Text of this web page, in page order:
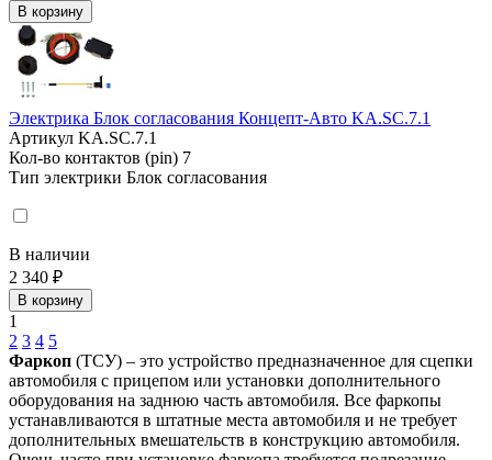
В корзину
Электрика Блок согласования Концепт-Авто KA.SC.7.1
Артикул KA.SC.7.1
Кол-во контактов (pin) 7
Тип электрики Блок согласования
В наличии
2 340 ₽
В корзину
1
2 3 4 5
Фаркоп (ТСУ) – это устройство предназначенное для сцепки
автомобиля с прицепом или установки дополнительного
оборудования на заднюю часть автомобиля. Все фаркопы
устанавливаются в штатные места автомобиля и не требует
дополнительных вмешательств в конструкцию автомобиля.